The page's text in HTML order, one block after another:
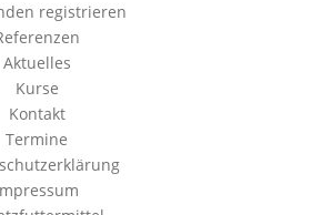
registrieren
Aktuelles
Kurse
Kontakt
Termine